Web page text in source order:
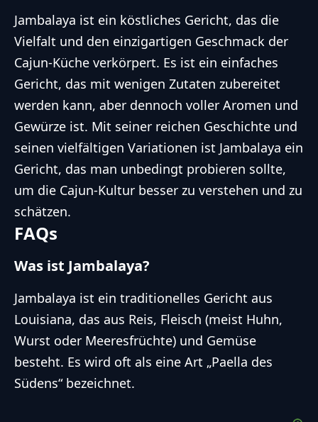
Jambalaya ist ein köstliches Gericht, das die
Vielfalt und den einzigartigen Geschmack der
Cajun-Küche verkörpert. Es ist ein einfaches
Gericht, das mit wenigen Zutaten zubereitet
werden kann, aber dennoch voller Aromen und
Gewürze ist. Mit seiner reichen Geschichte und
seinen vielfältigen Variationen ist Jambalaya ein
Gericht, das man unbedingt probieren sollte,
um die Cajun-Kultur besser zu verstehen und zu
schätzen.
FAQs
Was ist Jambalaya?
Jambalaya ist ein traditionelles Gericht aus
Louisiana, das aus Reis, Fleisch (meist Huhn,
Wurst oder Meeresfrüchte) und Gemüse
besteht. Es wird oft als eine Art „Paella des
Südens“ bezeichnet.